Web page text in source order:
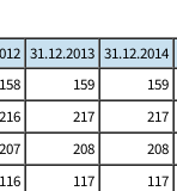
31.12.2013 31.12.2014
158 159 159
216 217 217
207 208 208
116 117 117